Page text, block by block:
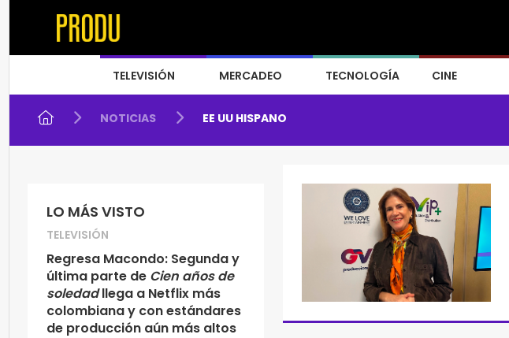
TELEVISIÓN MERCADEO TECNOLOGÍA CINE
NOTICIAS EE UU HISPANO
LO MÁS VISTO
TELEVISIÓN
Regresa Macondo: Segunda y
última parte de Cien años de
soledadllega a Netflix más
colombiana y con estándares
de producción aún más altos